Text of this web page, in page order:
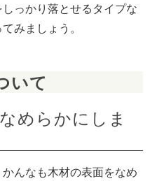
っかり落とせるタイプな
みましょう。
いて
めらかにしま
んなも木材の表面をなめ